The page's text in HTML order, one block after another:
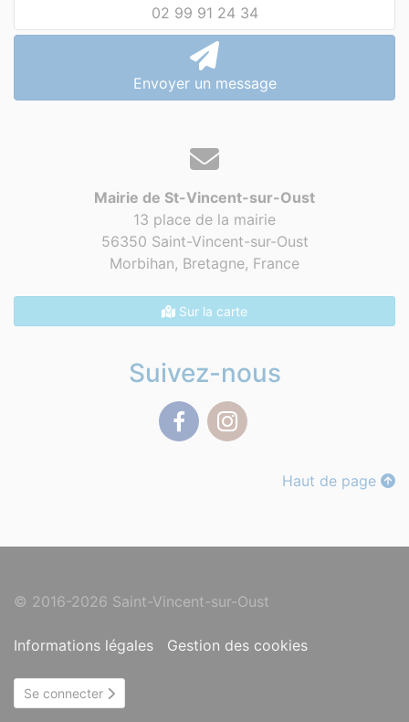
02 99 91 24 34
Envoyer un message
Mairie de St-Vincent-sur-Oust
13 place de la mairie
56350 Saint-Vincent-sur-Oust
Morbihan, Bretagne, France
Sur la carte
Suivez-nous
Haut de page
© 2016-2026 Saint-Vincent-sur-Oust
Informations légales Gestion des cookies
Se connecter